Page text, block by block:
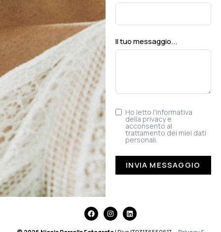
Il tuo messaggio...
Ho letto l'informativa
della privacye
acconsento al
trattamento dei miei dati
personali.
INVIA MESSAGGIO